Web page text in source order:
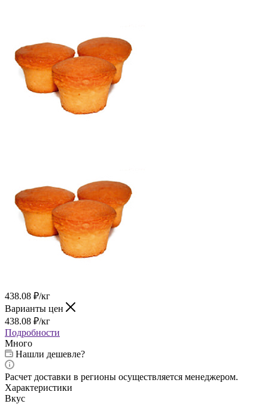
438.08 ₽/кг
Варианты цен
438.08 ₽/кг
Подробности
Много
Нашли дешевле?
Расчет доставки в регионы осуществляется менеджером.
Характеристики
Вкус